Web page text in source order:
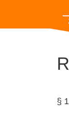
§ 1